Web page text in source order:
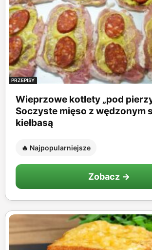
PRZEPISY
Wieprzowe kotlety „pod
Soczyste mięso z wędzonym
kiełbasą
🔥 Najpopularniejsze
Zobacz →